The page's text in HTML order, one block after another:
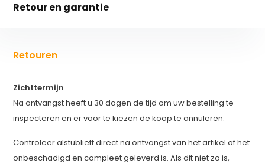
Retour en garantie
Retouren
Zichttermijn
Na ontvangst heeft u 30 dagen de tijd om uw bestelling te
inspecteren en er voor te kiezen de koop te annuleren.
Controleer alstublieft direct na ontvangst van het artikel of het
onbeschadigd en compleet geleverd is. Als dit niet zo is,